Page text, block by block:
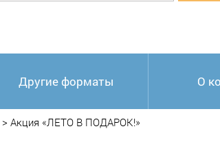
Другие форматы О
> Акция «ЛЕТО В ПОДАРОК!»